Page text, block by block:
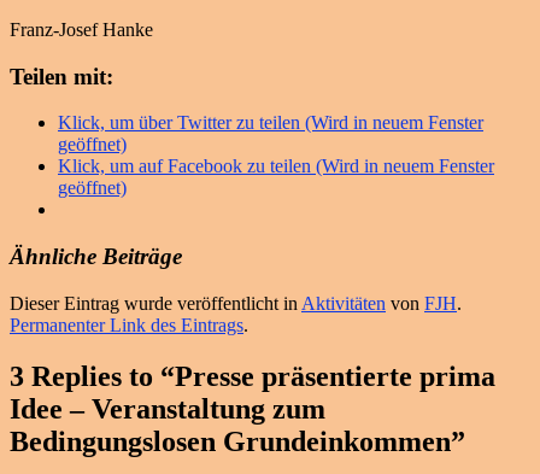
Franz-Josef Hanke
Teilen mit:
Klick, um über Twitter zu teilen (Wird in neuem Fenster
geöffnet)
Klick, um auf Facebook zu teilen (Wird in neuem Fenster
geöffnet)
Ähnliche Beiträge
Dieser Eintrag wurde veröffentlicht in Aktivitäten von FJH.
Permanenter Link des Eintrags.
3 Replies to “Presse präsentierte prima
Idee – Veranstaltung zum
Bedingungslosen Grundeinkommen”